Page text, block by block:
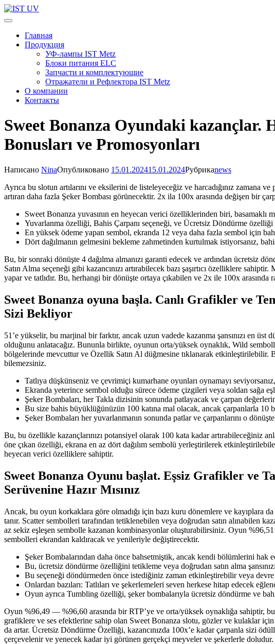
Перейти
к
(нажмите
Enter)
Главная
Продукция
УФ-лампы IST Metz
Блоки питания ELC
Запчасти и комплектующие
Отражатели и Рефлектора IST Metz
О компании
Контакты
Sweet Bonanza Oyundaki kazançlar.
Bonusları ve Promosyonları
Написано NinaОпубликовано 15.01.202415.01.2024Рубрикаnews
Ayrıca bu slotun artılarını ve eksilerini de listeleyeceğiz ve harcadığınız zamana
artıran daha fazla Şeker Bombası görünecektir. 2x ila 100x arasında değişen bir
Sweet Bonanza yuvasının en heyecan verici özelliklerinden biri, basamaklı
Yuvarlanma özelliği, Bahis Çarpanı seçeneği, ve Ücretsiz Döndürme özelliği
En yüksek ödeme yapan sembol, ekranda 12 veya daha fazla sembol için
Dört dağılmanın gelmesini bekleme zahmetinden kurtulmak istiyorsanız,
Bu, bir sonraki dönüşte 4 dağılma almanızı garanti edecek ve ardından ücretsiz
Satın Alma seçeneği gibi kazancınızı artırabilecek bazı şaşırtıcı özelliklere
yapar ve tatlıdır. Bu, herhangi bir dönüşte ortaya çıkabilen ve 2x ile 100x
Sweet Bonanza oyuna başla. Canlı Grafikler ve
Sizi Bekliyor
51’e yükselir, bu marjinal bir farktır, ancak uzun vadede kazanma şansınızı en
olduğunu anlatacağız. Bununla birlikte, oyunun orta/yüksek oynaklık, Wild
bölgelerinde mevcuttur ve Özellik Satın Al düğmesine tıklanarak
bilemezsiniz.
Tatlıya düşkünseniz ve çevrimiçi kumarhane oyunları oynamayı
Ekranda yeterince sembol olduğu sürece ödeme çizgileri veya soldan sağa
Şeker Bombaları, her Takla dizisinin sonunda patlayacak ve çarpan
Bu size bahis büyüklüğünüzün 100 katına mal olacak, ancak çarpanlarla 10
Şeker Bombaları her yuvarlanmanın sonunda patlar ve çarpanlarını o
Bu, bu özellikle kazançlarınızı potansiyel olarak 100 kata kadar artırabileceğiniz
öne çıkan özelliği, ekrana en az dört dağılım sembolü yerleştirilerek
heyecan verici özelliklere sahiptir.
Sweet Bonanza Oyunu başlat. Eşsiz Grafikler ve
Serüvenine Hazır Mısınız
Ancak, bu oyun korkaklara göre olmadığı için bazı kuru dönemlere ve kayıplara da
tanır. Scatter sembolleri tarafından tetiklenebilen veya doğrudan satın alınabilen
az sekiz eşleşen sembolle kazanan kombinasyonlar oluşturabilirsiniz. Oyun
sembolleri ekrandan kaldıracak ve yenileriyle değiştirecektir.
Şeker Bombalarından daha önce bahsetmiştik, ancak kendi bölümlerini hak
Bu, ücretsiz döndürme özelliğini tetikleme veya doğrudan satın alma şansınızı
Bu seçeneği döndürmeden önce istediğiniz zaman etkinleştirebilir veya devre
Onlardan bazıları: Tatlıları ve şekerlemeleri seven herkese hitap edecek
Oyun ayrıca Tumbling özelliği, şeker bombalarıyla ücretsiz döndürme ve
Oyun %96,49 — %96,60 arasında bir RTP’ye ve orta/yüksek oynaklığa sahiptir,
grafiklere ve ses efektlerine sahip olan Sweet Bonanza slotu, gözler ve kulaklar
da artar. Ücretsiz Döndürme Özelliği, kazancınızda 100x’e kadar çarpanla sizi
çerçevelenir ve yenecek kadar iyi görünen gerçekçi meyveler ve şekerlerle doludur.